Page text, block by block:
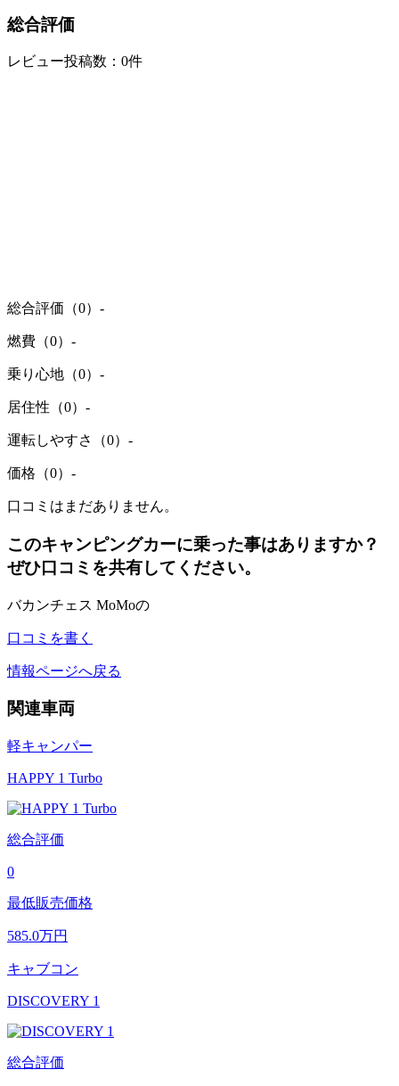
総合評価
レビュー投稿数：0件
総合評価（0） -
燃費（0） -
乗り心地（0） -
居住性（0） -
運転しやすさ（0） -
価格（0） -
口コミはまだありません。
このキャンピングカーに乗った事はありますか？
ぜひ口コミを共有してください。
バカンチェス MoMoの
口コミを書く
情報ページへ戻る
関連車両
軽キャンパー
HAPPY 1 Turbo
総合評価
0
最低販売価格
585.0万円
キャブコン
DISCOVERY 1
総合評価